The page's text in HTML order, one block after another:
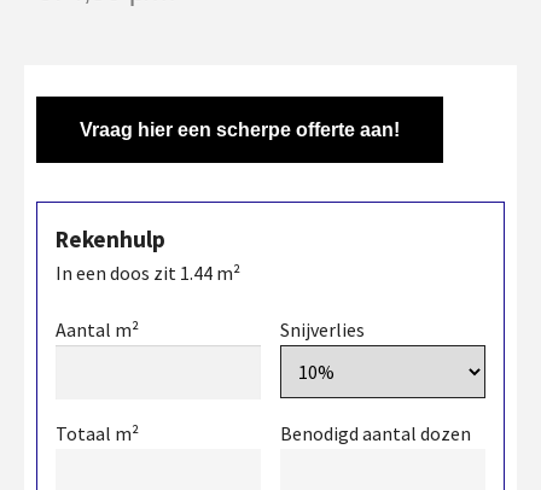
Vraag hier een scherpe offerte aan!
Rekenhulp
In een doos zit 1.44 m²
Aantal m² Snijverlies
Totaal m² Benodigd aantal dozen